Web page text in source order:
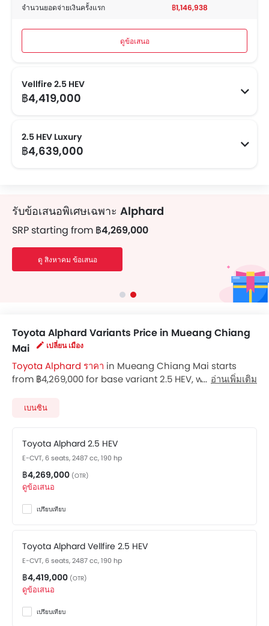
จำนวนยอดจ่ายเงินครั้งแรก
฿1,146,938
ดูข้อเสนอ
Vellfire 2.5 HEV
฿4,419,000
2.5 HEV Luxury
฿4,639,000
รับข้อเสนอพิเศษเฉพาะ Alphard
SRP starting from ฿4,269,000
ดู สิงหาคม ข้อเสนอ
Toyota Alphard Variants Price in Mueang Chiang
Mai
เปลี่ยน เมือง
Toyota Alphard ราคา in Mueang Chiang Mai starts
from ฿4,269,000 for base variant 2.5 HEV, while the top
your nearest
price below.
อ่านเพิ่มเติม
เบนซิน
Toyota Alphard 2.5 HEV
E-CVT, 6 seats, 2487 cc, 190 hp
฿4,269,000 (OTR)
ดูข้อเสนอ
เปรียบเทียบ
Toyota Alphard Vellfire 2.5 HEV
E-CVT, 6 seats, 2487 cc, 190 hp
฿4,419,000 (OTR)
ดูข้อเสนอ
เปรียบเทียบ